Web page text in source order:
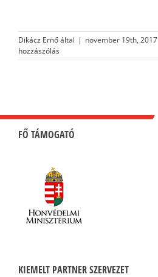
Dikácz Ernőáltal | november 19th, 2017
hozzászólás
FŐ TÁMOGATÓ
KIEMELT PARTNER SZERVEZET